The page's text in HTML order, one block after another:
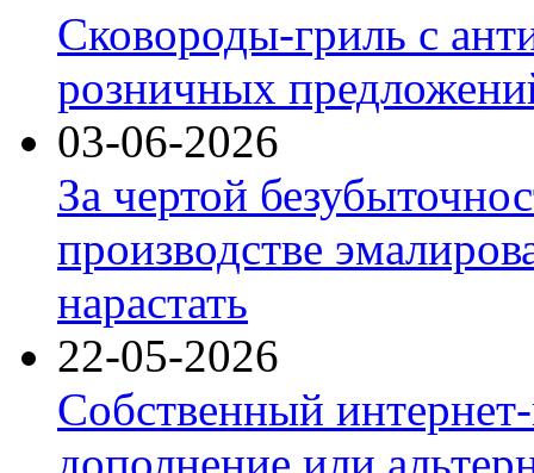
Сковороды-гриль с
розничных
03-06-2026
За чертой
производстве
нарастать
22-05-2026
Собственный